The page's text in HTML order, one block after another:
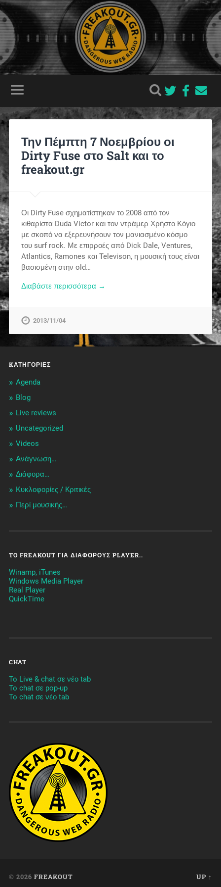
Την Πέμπτη 7 Νοεμβρίου οι
Dirty Fuse στο Salt και το
freakout.gr
Οι Dirty Fuse σχηματίστηκαν το 2008 από τον
κιθαρίστα Duda Victor και τον ντράμερ Χρήστο Κόγιο
με σκοπό να εξερευνήσουν τον μανιασμένο κόσμο
του surf rock. Με επιρροές από Dick Dale, Ventures,
Atlantics, Ramones και Televison, η μουσική τους είναι
βασισμένη στην old…
Διαβάστε περισσότερα →
2013/11/04
KΑΤΗΓΟΡΊΕΣ
Agenda
Blog
Live reviews
Uncategorized
Videos
Ανάγνωση…
Διάφορα…
Κυκλοφορίες / Kριτικές
Περί μουσικής…
TO FREAKOUT ΓΙΑ ΔΙΆΦΟΡΟΥΣ PLAYER..
Winamp, iTunes
Windows Media Player
Real Player
QuickTime
CHAT
To Live & chat σε νέο tab
To chat σε pop-up
To chat σε νέο tab
© 2026 FREAKOUT UP ↑